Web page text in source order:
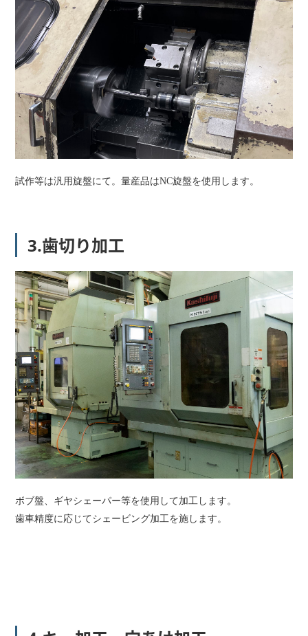
試作等は汎用旋盤にて。量産品はNC旋盤を使用します。
3.歯切り加工
ボブ盤、ギヤシェーパー等を使用して加工します。
歯車精度に応じてシェービング加工を施します。